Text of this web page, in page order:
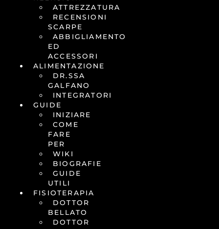
ATTREZZATURA
RECENSIONI
SCARPE
ABBIGLIAMENTO
ED
ACCESSORI
ALIMENTAZIONE
DR.SSA
GALFANO
INTEGRATORI
GUIDE
INIZIARE
COME
FARE
PER
WIKI
BIOGRAFIE
GUIDE
UTILI
FISIOTERAPIA
DOTTOR
BELLATO
DOTTOR